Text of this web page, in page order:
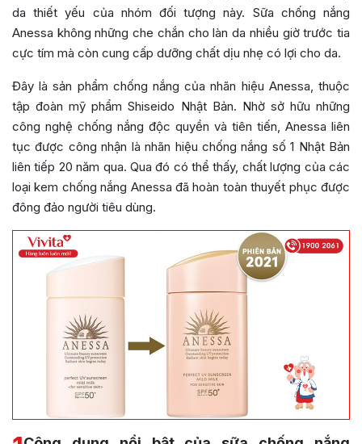
da thiết yếu của nhóm đối tượng này. Sữa chống nắng
Anessa không những che chắn cho làn da nhiều giờ trước tia
cực tím mà còn cung cấp dưỡng chất dịu nhẹ có lợi cho da.
Đây là sản phẩm chống nắng của nhãn hiệu Anessa, thuộc
tập đoàn mỹ phẩm Shiseido Nhật Bản. Nhờ sở hữu những
công nghệ chống nắng độc quyền và tiên tiến, Anessa liên
tục được công nhận là nhãn hiệu chống nắng số 1 Nhật Bản
liên tiếp 20 năm qua. Qua đó có thể thấy, chất lượng của các
loại kem chống nắng Anessa đã hoàn toàn thuyết phục được
đông đảo người tiêu dùng.